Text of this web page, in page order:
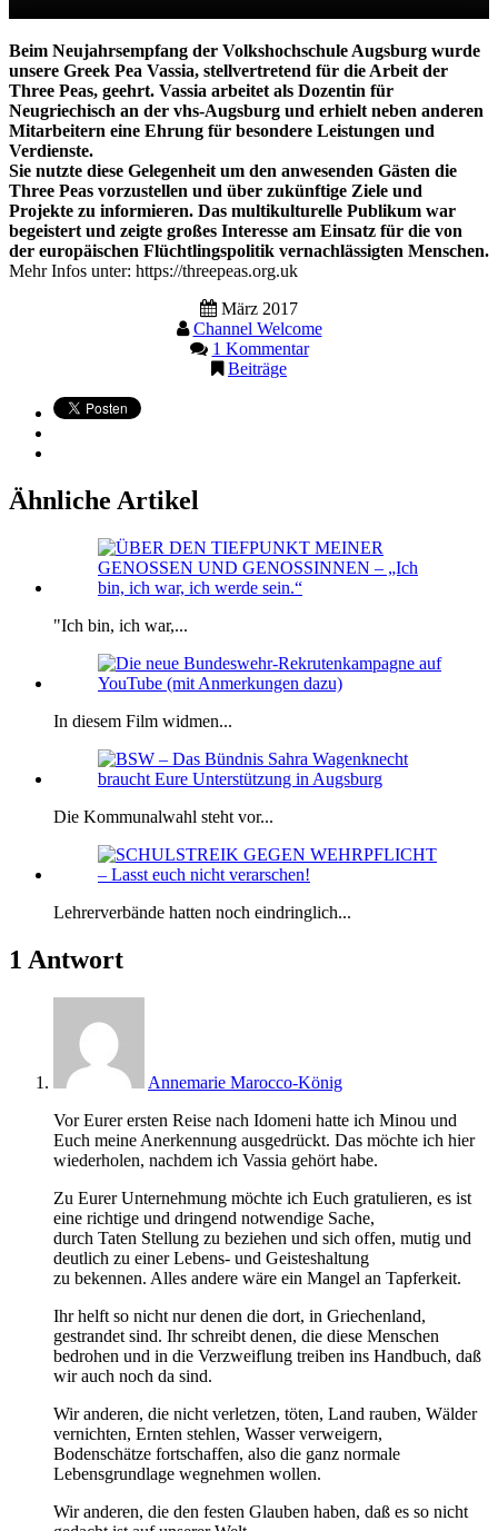
Beim Neujahrsempfang der Volkshochschule Augsburg wurde
unsere Greek Pea Vassia, stellvertretend für die Arbeit der
Three Peas, geehrt. Vassia arbeitet als Dozentin für
Neugriechisch an der vhs-Augsburg und erhielt neben anderen
Mitarbeitern eine Ehrung für besondere Leistungen und
Verdienste.
Sie nutzte diese Gelegenheit um den anwesenden Gästen die
Three Peas vorzustellen und über zukünftige Ziele und
Projekte zu informieren. Das multikulturelle Publikum war
begeistert und zeigte großes Interesse am Einsatz für die von
der europäischen Flüchtlingspolitik vernachlässigten Menschen.
Mehr Infos unter: https://threepeas.org.uk
März 2017
Channel Welcome
1 Kommentar
Beiträge
Ähnliche Artikel
"Ich bin, ich war,...
In diesem Film widmen...
Die Kommunalwahl steht vor...
Lehrerverbände hatten noch eindringlich...
1 Antwort
Annemarie Marocco-König
Vor Eurer ersten Reise nach Idomeni hatte ich Minou und
Euch meine Anerkennung ausgedrückt. Das möchte ich hier
wiederholen, nachdem ich Vassia gehört habe.
Zu Eurer Unternehmung möchte ich Euch gratulieren, es ist
eine richtige und dringend notwendige Sache,
durch Taten Stellung zu beziehen und sich offen, mutig und
deutlich zu einer Lebens- und Geisteshaltung
zu bekennen. Alles andere wäre ein Mangel an Tapferkeit.
Ihr helft so nicht nur denen die dort, in Griechenland,
gestrandet sind. Ihr schreibt denen, die diese Menschen
bedrohen und in die Verzweiflung treiben ins Handbuch, daß
wir auch noch da sind.
Wir anderen, die nicht verletzen, töten, Land rauben, Wälder
vernichten, Ernten stehlen, Wasser verweigern,
Bodenschätze fortschaffen, also die ganz normale
Lebensgrundlage wegnehmen wollen.
Wir anderen, die den festen Glauben haben, daß es so nicht